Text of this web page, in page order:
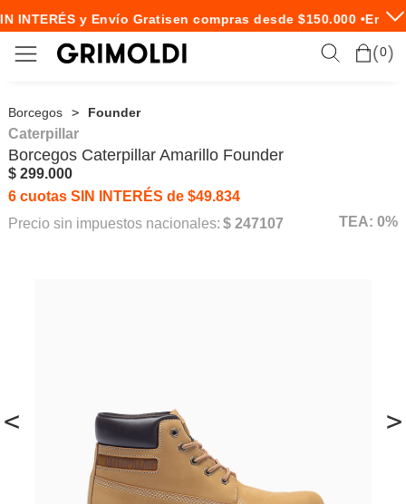
INTERÉS y Envío Gratisen compras desde $150.000 • Envío
0
Borcegos Founder
< >
Caterpillar
Borcegos Caterpillar Amarillo Founder
$ 299.000
6 cuotas SIN INTERÉS de $49.834
Precio sin impuestos nacionales: $ 247107 TEA: 0%